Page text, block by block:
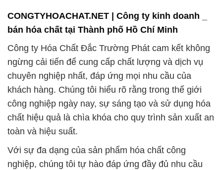
CONGTYHOACHAT.NET | Công ty kinh doanh _
bán hóa chất tại Thành phố Hồ Chí Minh
Công ty Hóa Chất Đắc Trường Phát cam kết không
ngừng cải tiến để cung cấp chất lượng và dịch vụ
chuyên nghiệp nhất, đáp ứng mọi nhu cầu của
khách hàng. Chúng tôi hiểu rõ rằng trong thế giới
công nghiệp ngày nay, sự sáng tạo và sử dụng hóa
chất hiệu quả là chìa khóa cho quy trình sản xuất an
toàn và hiệu suất.
Với sự đa dạng của sản phẩm hóa chất công
nghiệp, chúng tôi tự hào đáp ứng đầy đủ nhu cầu